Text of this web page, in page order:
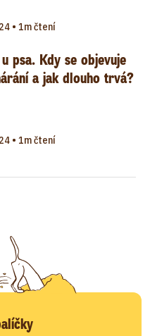
• 1m čtení
psa. Kdy se objevuje
a jak dlouho trvá?
• 1m čtení